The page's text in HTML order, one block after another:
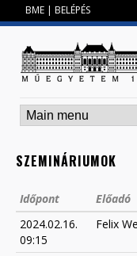
BME | BELÉPÉS
SZEMINÁRIUMOK
Időpont Előadó
2024.02.16.
09:15
Felix